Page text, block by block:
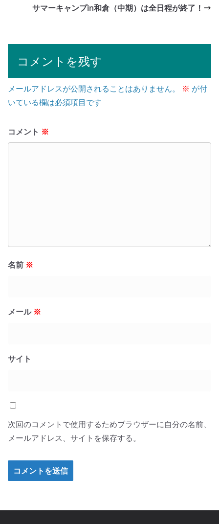
サマーキャンプin和倉（中期）は全日程が終了！
コメントを残す
メールアドレスが公開されることはありません。 ※ が付
いている欄は必須項目です
コメント ※
名前 ※
メール ※
サイト
次回のコメントで使用するためブラウザーに自分の名前、
メールアドレス、サイトを保存する。